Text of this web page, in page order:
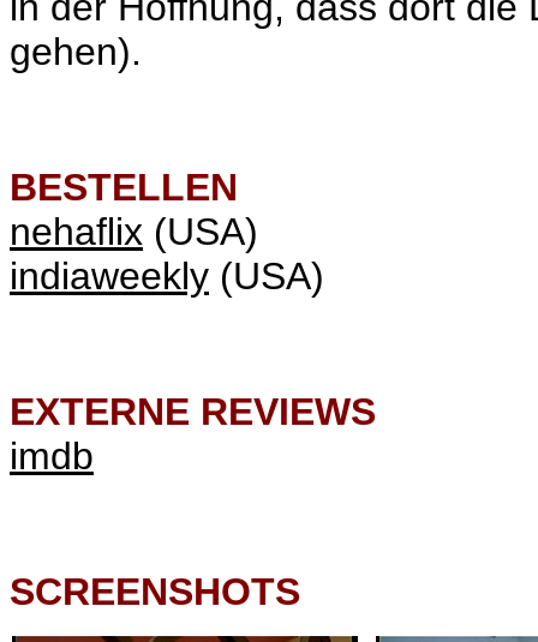
gehen).
BESTELLEN
nehaflix (USA)
indiaweekly (USA)
EXTERNE REVIEWS
imdb
SCREENSHOTS